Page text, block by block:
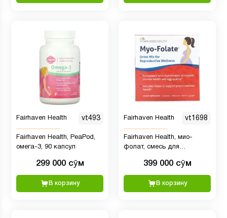
Fairhaven Health vt493
Fairhaven Health, PeaPod,
омега-3, 90 капсул
299 000 сӯм
В корзину
Fairhaven Health vt1698
Fairhaven Health, мио-
фолат, смесь для
здоровья репродуктивной
системы, без
ароматизаторов, 30
399 000 сӯм
В корзину